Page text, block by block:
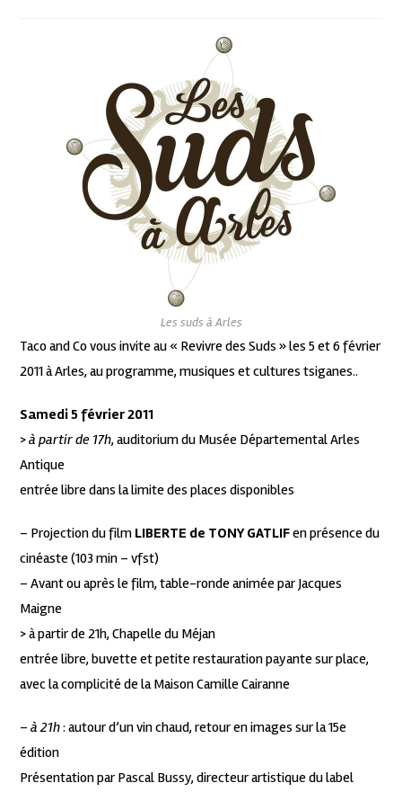
Les suds à Arles
Taco and Co vous invite au « Revivre des Suds » les 5 et 6 février
2011 à Arles, au programme, musiques et cultures tsiganes..
Samedi 5 février 2011
>à partir de 17h, auditorium du Musée Départemental Arles
Antique
entrée libre dans la limite des places disponibles
– Projection du film LIBERTE de TONY GATLIFen présence du
cinéaste (103 min – vfst)
– Avant ou après le film, table-ronde animée par Jacques
Maigne
> à partir de 21h, Chapelle du Méjan
entrée libre, buvette et petite restauration payante sur place,
avec la complicité de la Maison Camille Cairanne
–à 21h: autour d’un vin chaud, retour en images sur la 15e
édition
Présentation par Pascal Bussy, directeur artistique du label